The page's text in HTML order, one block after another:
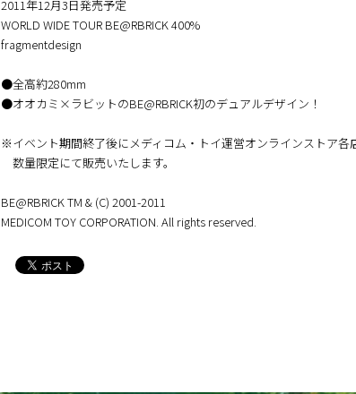
2011年12月3日発売予定
WORLD WIDE TOUR BE@RBRICK 400%
fragmentdesign
●全高約280mm
●オオカミ×ラビットのBE@RBRICK初のデュアルデザイン！
※イベント期間終了後にメディコム・トイ運営オンラインストア各
数量限定にて販売いたします。
BE@RBRICK TM & (C) 2001-2011
MEDICOM TOY CORPORATION. All rights reserved.